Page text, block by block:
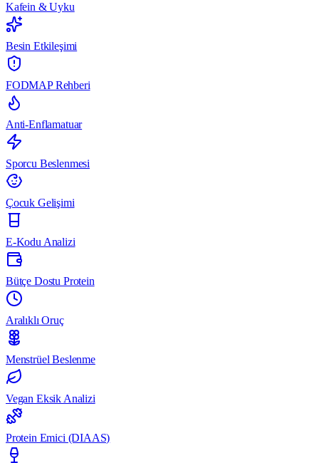
Kafein & Uyku
Besin Etkileşimi
FODMAP Rehberi
Anti-Enflamatuar
Sporcu Beslenmesi
Çocuk Gelişimi
E-Kodu Analizi
Bütçe Dostu Protein
Aralıklı Oruç
Menstrüel Beslenme
Vegan Eksik Analizi
Protein Emici (DIAAS)